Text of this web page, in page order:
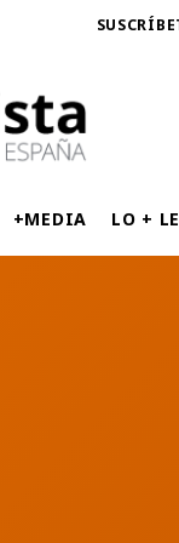
+MEDIA LO +